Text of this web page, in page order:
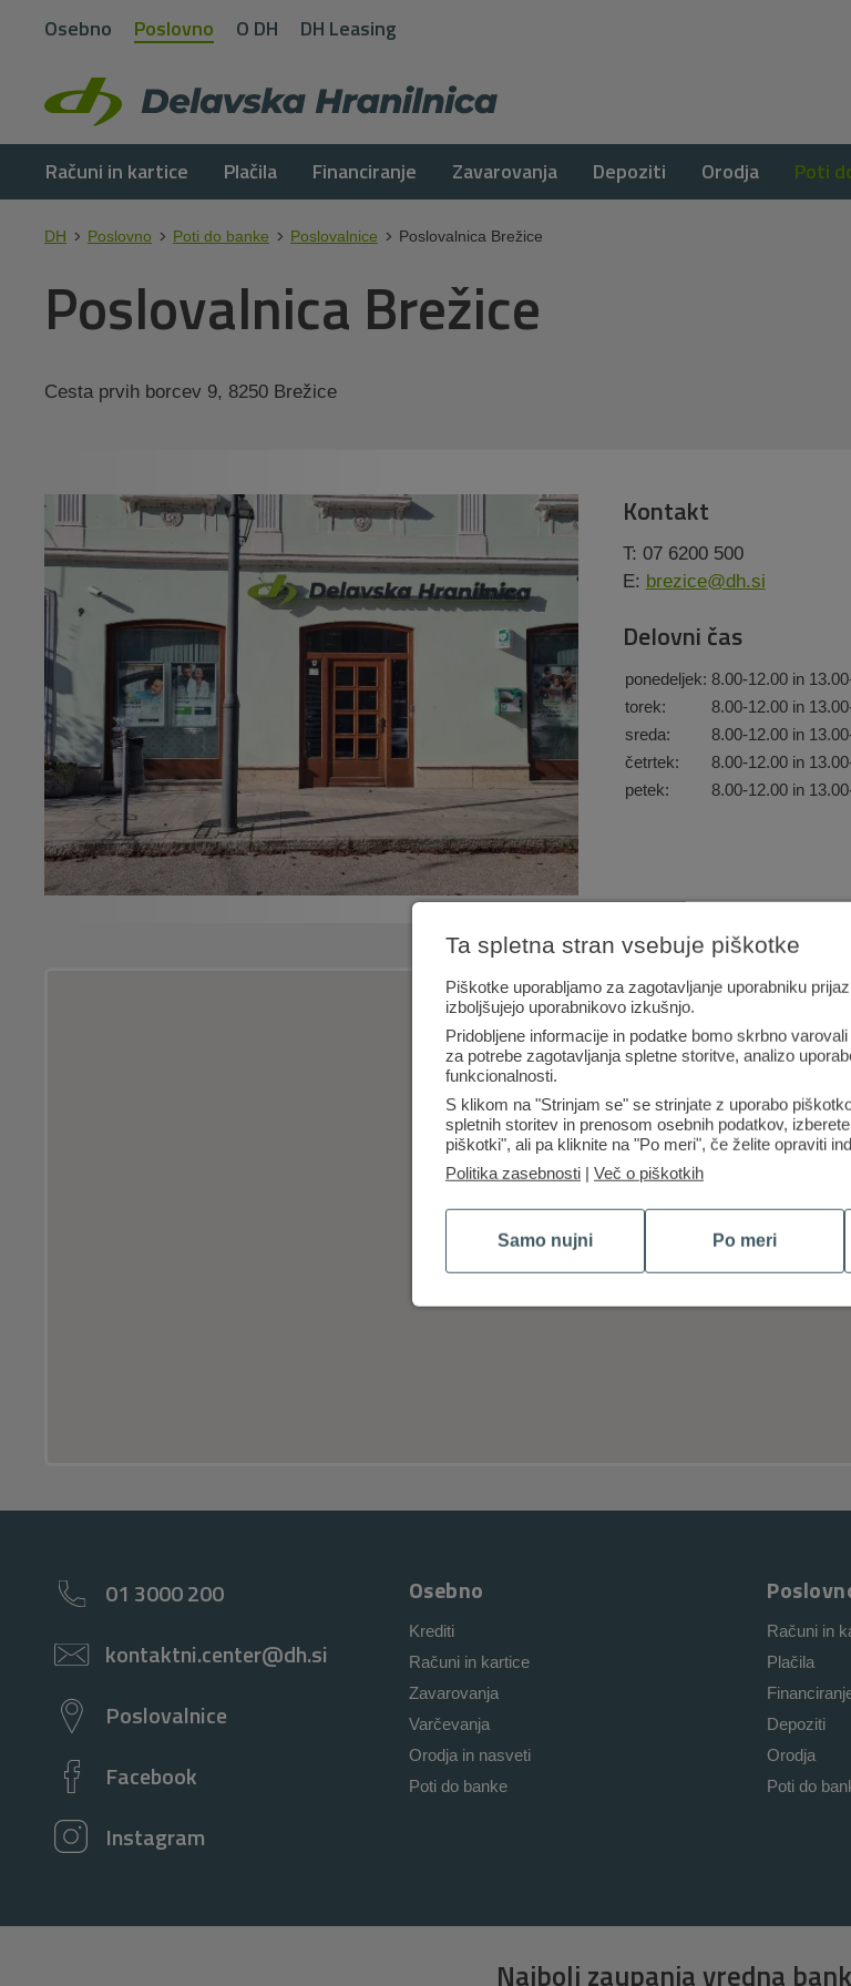
Osebno Poslovno O DH DH Leasing
Računi in kartice Plačila Financiranje Zavarovanja Depoziti Orodja Poti
DH Poslovno Poti do banke Poslovalnice Poslovalnica Brežice
Poslovalnica Brežice
Cesta prvih borcev 9, 8250 Brežice
Kontakt
T: 07 6200 500
E: brezice@dh.si
Delovni čas
ponedeljek: 8.00-12.00 in
torek:
8.00-12.00 in
sreda:
8.00-12.00 in
četrtek:
8.00-12.00 in
petek:
8.00-12.00 in
01 3000 200
kontaktni.center@dh.si
Poslovalnice
Facebook
Instagram
Osebno
Krediti
Računi in kartice
Zavarovanja
Varčevanja
Orodja in nasveti
Poti do banke
Računi in
Plačila
Depoziti
Orodja
Poti do
Najbolj zaupanja vredna
Ta spletna stran vsebuje piškotke
Piškotke uporabljamo za zagotavljanje uporabniku
izboljšujejo uporabnikovo izkušnjo.
Pridobljene informacije in podatke bomo skrbno
za potrebe zagotavljanja spletne storitve, analizo
funkcionalnosti.
S klikom na "Strinjam se" se strinjate z uporabo
spletnih storitev in prenosom osebnih podatkov,
piškotki", ali pa kliknite na "Po meri", če želite opraviti
Politika zasebnosti | Več o piškotkih
Samo nujni Po meri